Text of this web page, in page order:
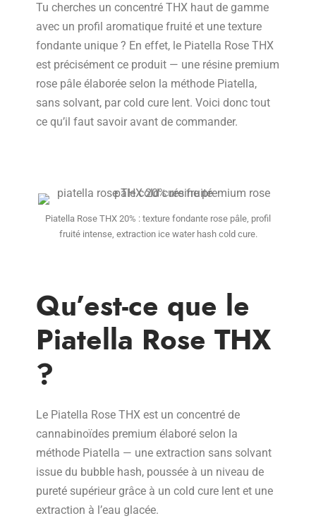
Tu cherches un concentré THX haut de gamme
avec un profil aromatique fruité et une texture
fondante unique ? En effet, le Piatella Rose THX
est précisément ce produit — une résine premium
rose pâle élaborée selon la méthode Piatella,
sans solvant, par cold cure lent. Voici donc tout
ce qu’il faut savoir avant de commander.
Piatella Rose THX 20% : texture fondante rose pâle, profil
fruité intense, extraction ice water hash cold cure.
Qu’est-ce que le
Piatella Rose THX
?
Le Piatella Rose THX est un concentré de
cannabinoïdes premium élaboré selon la
méthode Piatella — une extraction sans solvant
issue du bubble hash, poussée à un niveau de
pureté supérieur grâce à un cold cure lent et une
extraction à l’eau glacée.